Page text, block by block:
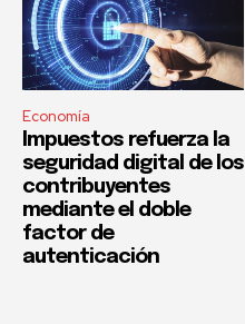
Economía
Impuestos refuerza la
seguridad digital de los
contribuyentes
mediante el doble
factor de
autenticación